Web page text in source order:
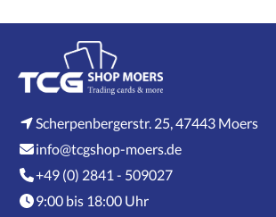
Scherpenbergerstr. 25, 47443 Moers
info@tcgshop-moers.de
+49 (0) 2841 - 509027
9:00 bis 18:00 Uhr